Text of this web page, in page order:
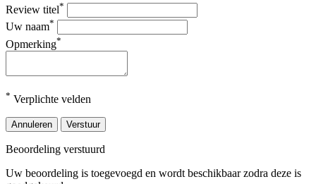
Review titel*
Uw naam*
Opmerking*
* Verplichte velden
Annuleren Verstuur
Beoordeling verstuurd
Uw beoordeling is toegevoegd en wordt beschikbaar zodra deze is